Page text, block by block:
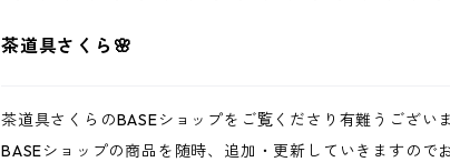
茶道具さくら🌸
茶道具さくらのBASEショップをご覧くださり有難うございま
BASEショップの商品を随時、追加・更新していきますので